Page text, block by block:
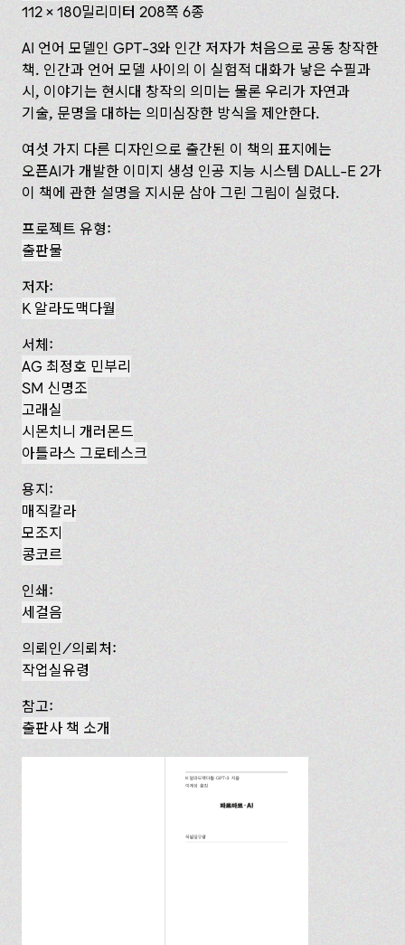
112 x 180밀리미터 208쪽 6종
AI 언어 모델인 GPT-3와 인간 저자가 처음으로 공동 창작한
책. 인간과 언어 모델 사이의 이 실험적 대화가 낳은 수필과
시, 이야기는 현시대 창작의 의미는 물론 우리가 자연과
기술, 문명을 대하는 의미심장한 방식을 제안한다.
여섯 가지 다른 디자인으로 출간된 이 책의 표지에는
오픈AI가 개발한 이미지 생성 인공 지능 시스템 DALL-E 2가
이 책에 관한 설명을 지시문 삼아 그린 그림이 실렸다.
프로젝트 유형:
출판물
저자:
K 알라도맥다월
서체:
AG 최정호 민부리
SM 신명조
고래실
시몬치니 개러몬드
아틀라스 그로테스크
용지:
매직칼라
모조지
콩코르
인쇄:
세걸음
의뢰인/의뢰처:
작업실유령
참고:
출판사 책 소개